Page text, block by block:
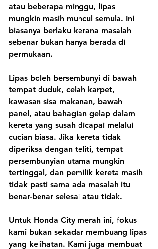
atau beberapa minggu, lipas
mungkin masih muncul semula. Ini
biasanya berlaku kerana masalah
sebenar bukan hanya berada di
permukaan.
Lipas boleh bersembunyi di bawah
tempat duduk, celah karpet,
kawasan sisa makanan, bawah
panel, atau bahagian gelap dalam
kereta yang susah dicapai melalui
cucian biasa. Jika kereta tidak
diperiksa dengan teliti, tempat
persembunyian utama mungkin
tertinggal, dan pemilik kereta masih
tidak pasti sama ada masalah itu
benar-benar selesai atau tidak.
Untuk Honda City merah ini, fokus
kami bukan sekadar membuang lipas
yang kelihatan. Kami juga membuat